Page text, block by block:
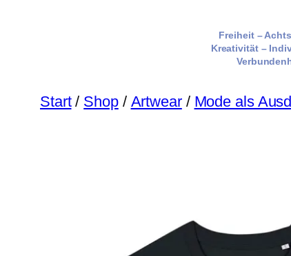
Freiheit –
Kreativität –
Start/ Shop/ Artwear/ Mode als